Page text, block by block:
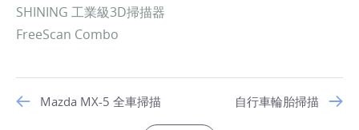
SHINING 工業級3D掃描器
FreeScan Combo
Mazda MX-5 全車掃描 自行車輪胎掃描